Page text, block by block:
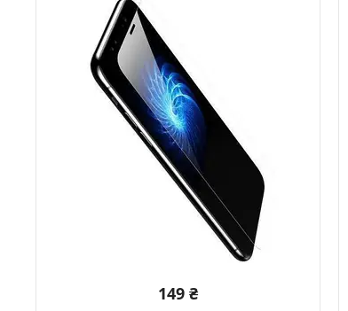
149 ₴